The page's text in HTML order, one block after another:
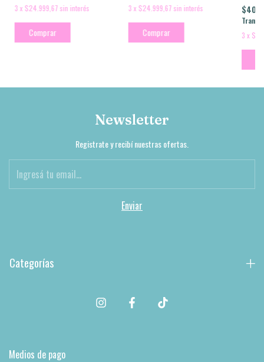
3 x $24.999,67 sin interés
Comprar
3 x $24.999,67 sin interés
Comprar
3 x
Newsletter
Registrate y recibí nuestras ofertas.
Categorías
Medios de pago